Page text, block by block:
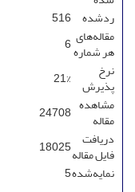
ردشده 516
مقاله‌های
هر شماره6
نرخ
پذیرش 21%
مشاهده
مقاله
24708
دریافت
فایل مقاله18025
نمایه‌شده5